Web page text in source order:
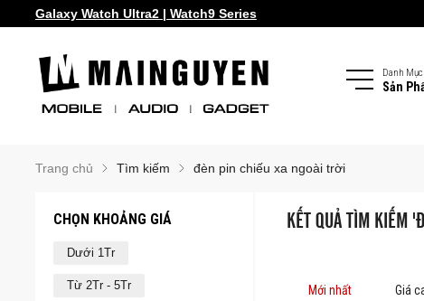
Galaxy Watch Ultra2 | Watch9 Series
Danh Mục
Sản
Trang chủ Tìm kiếm đèn pin chiếu xa ngoài trời
CHỌN KHOẢNG GIÁ
Dưới 1Tr
Từ 2Tr - 5Tr
KẾT QUẢ TÌM KIẾM
Mới nhất Giá